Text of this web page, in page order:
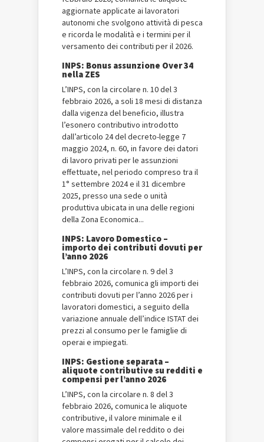
aggiornate applicate ai lavoratori
autonomi che svolgono attività di pesca
e ricorda le modalità e i termini per il
versamento dei contributi per il 2026.
INPS: Bonus assunzione Over 34
nella ZES
L’INPS, con la circolare n. 10 del 3
febbraio 2026, a soli 18 mesi di distanza
dalla vigenza del beneficio, illustra
l’esonero contributivo introdotto
dall’articolo 24 del decreto-legge 7
maggio 2024, n. 60, in favore dei datori
di lavoro privati per le assunzioni
effettuate, nel periodo compreso tra il
1° settembre 2024 e il 31 dicembre
2025, presso una sede o unità
produttiva ubicata in una delle regioni
della Zona Economica...
INPS: Lavoro Domestico –
importo dei contributi dovuti per
l’anno 2026
L’INPS, con la circolare n. 9 del 3
febbraio 2026, comunica gli importi dei
contributi dovuti per l’anno 2026 per i
lavoratori domestici, a seguito della
variazione annuale dell’indice ISTAT dei
prezzi al consumo per le famiglie di
operai e impiegati.
INPS: Gestione separata –
aliquote contributive su redditi e
compensi per l’anno 2026
L’INPS, con la circolare n. 8 del 3
febbraio 2026, comunica le aliquote
contributive, il valore minimale e il
valore massimale del reddito o dei